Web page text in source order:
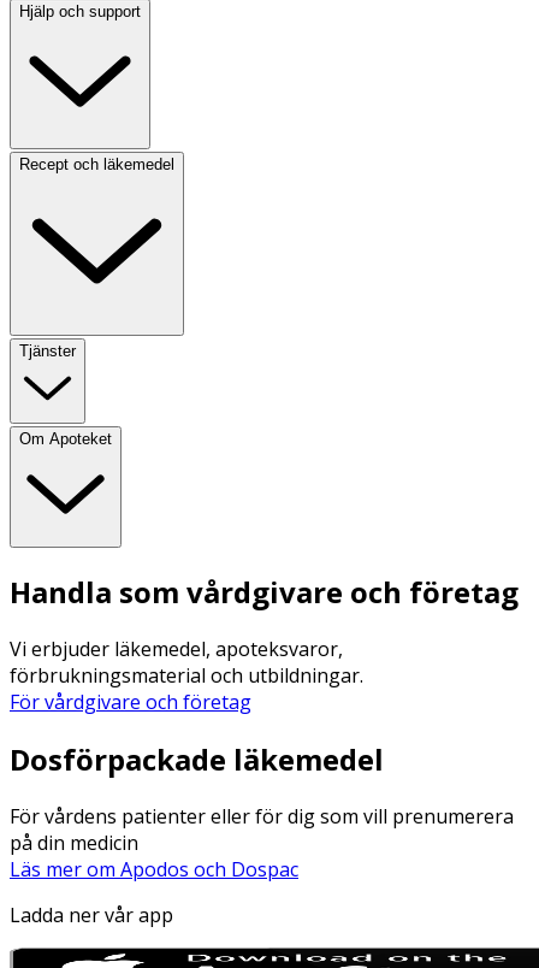
Hjälp och support
Recept och läkemedel
Tjänster
Om Apoteket
Handla som vårdgivare och företag
Vi erbjuder läkemedel, apoteksvaror,
förbrukningsmaterial och utbildningar.
För vårdgivare och företag
Dosförpackade läkemedel
För vårdens patienter eller för dig som vill prenumerera
på din medicin
Läs mer om Apodos och Dospac
Ladda ner vår app